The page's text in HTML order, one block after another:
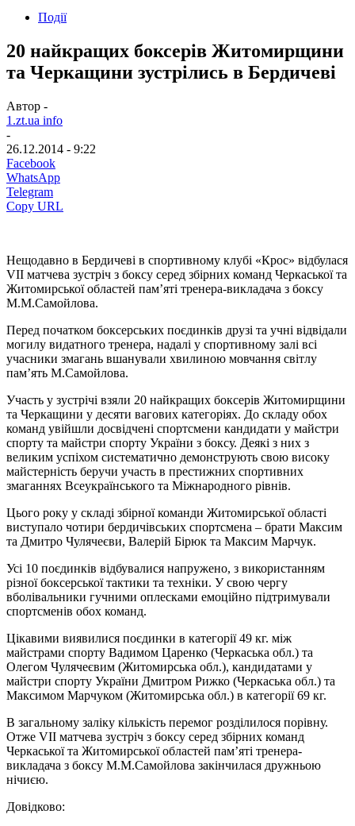
Події
20 найкращих боксерів Житомирщини
та Черкащини зустрілись в Бердичеві
Автор -
1.zt.ua info
-
26.12.2014 - 9:22
Facebook
WhatsApp
Telegram
Copy URL
Нещодавно в Бердичеві в спортивному клубі «Крос» відбулася
VII матчева зустріч з боксу серед збірних команд Черкаської та
Житомирської областей пам’яті тренера-викладача з боксу
М.М.Самойлова.
Перед початком боксерських поєдинків друзі та учні відвідали
могилу видатного тренера, надалі у спортивному залі всі
учасники змагань вшанували хвилиною мовчання світлу
пам’ять М.Самойлова.
Участь у зустрічі взяли 20 найкращих боксерів Житомирщини
та Черкащини у десяти вагових категоріях. До складу обох
команд увійшли досвідчені спортсмени кандидати у майстри
спорту та майстри спорту України з боксу. Деякі з них з
великим успіхом систематично демонструють свою високу
майстерність беручи участь в престижних спортивних
змаганнях Всеукраїнського та Міжнародного рівнів.
Цього року у складі збірної команди Житомирської області
виступало чотири бердичівських спортсмена – брати Максим
та Дмитро Чулячеєви, Валерій Бірюк та Максим Марчук.
Усі 10 поєдинків відбувалися напружено, з використанням
різної боксерської тактики та техніки. У свою чергу
вболівальники гучними оплесками емоційно підтримували
спортсменів обох команд.
Цікавими виявилися поєдинки в категорії 49 кг. між
майстрами спорту Вадимом Царенко (Черкаська обл.) та
Олегом Чулячеєвим (Житомирська обл.), кандидатами у
майстри спорту України Дмитром Рижко (Черкаська обл.) та
Максимом Марчуком (Житомирська обл.) в категорії 69 кг.
В загальному заліку кількість перемог розділилося порівну.
Отже VII матчева зустріч з боксу серед збірних команд
Черкаської та Житомирської областей пам’яті тренера-
викладача з боксу М.М.Самойлова закінчилася дружньою
нічиєю.
Довідково: